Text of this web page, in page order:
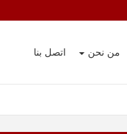
من نحن اتصل بنا